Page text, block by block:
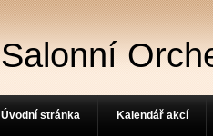
Salonní
Úvodní stránka Kalendář akcí